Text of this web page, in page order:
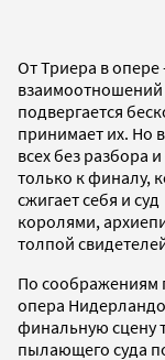
От Триера в
подвергается
принимает их. Но
всех без разбора
только к финалу,
сжигает себя и
королями,
толпой
По соображениям
опера
финальную сцену
пылающего суда